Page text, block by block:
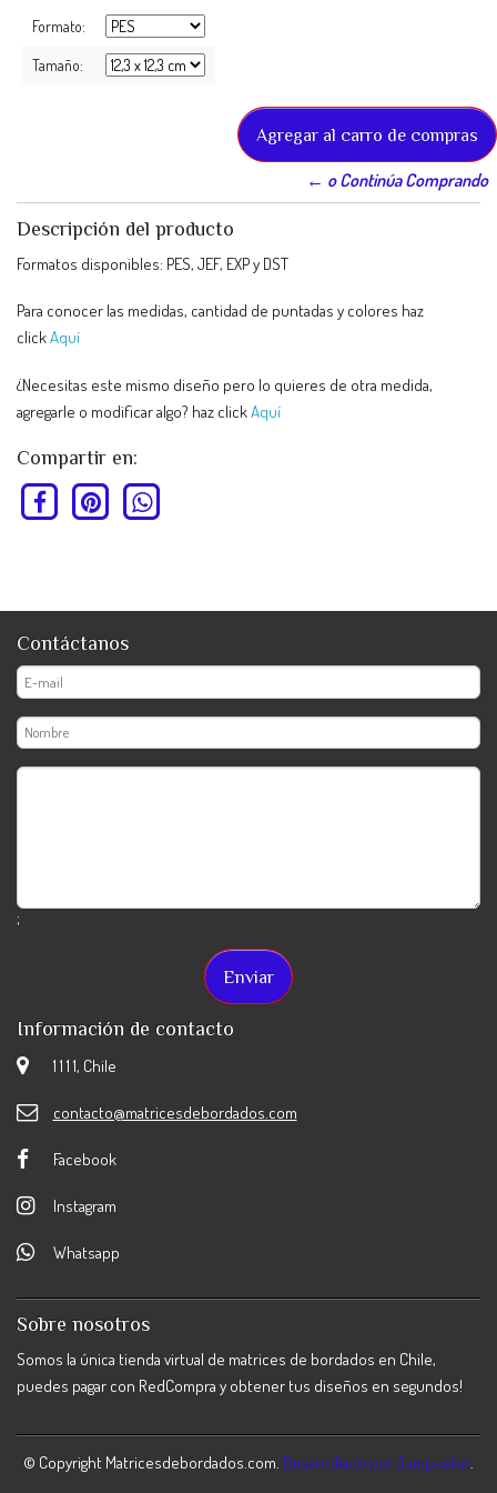
Formato:
Tamaño:
← o Continúa Comprando
Descripción del producto
Formatos disponibles: PES, JEF, EXP y DST
Para conocer las medidas, cantidad de puntadas y colores haz
clickAquí
¿Necesitas este mismo diseño pero lo quieres de otra medida,
agregarle o modificar algo? haz clickAquí
Compartir en:
Contáctanos
;
Información de contacto
1 1 1 1, Chile
contacto@matricesdebordados.com
Facebook
Instagram
Whatsapp
Sobre nosotros
Somos la única tienda virtual de matrices de bordados en Chile,
puedes pagar con RedCompra y obtener tus diseños en segundos!
© Copyright Matricesdebordados.com. Desarrollado por Jumpseller.